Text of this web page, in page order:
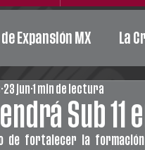
de Expansión MX La
Acción Social
Sub 11
23 jun 1 min de lectura
de fortalecer la